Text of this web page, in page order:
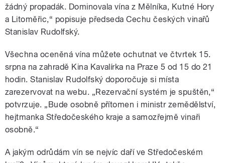
žádný propadák. Dominovala vína z Mělníka, Kutné Hory
a Litoměřic,“ popisuje předseda Cechu českých vinařů
Stanislav Rudolfský.
Všechna oceněná vína můžete ochutnat ve čtvrtek 15.
srpna na zahradě Kina Kavalírka na Praze 5 od 15 do 21
hodin. Stanislav Rudolfský doporočuje si místa
zarezervovat na webu. „Rezervační systém je spuštěn,“
potvrzuje. „Bude osobně přítomen i ministr zemědělství,
hejtmanka Středočeského kraje a samozřejmě vinaři
osobně.“
A jakým odrůdám vín se nejvíc daří ve Středočeském